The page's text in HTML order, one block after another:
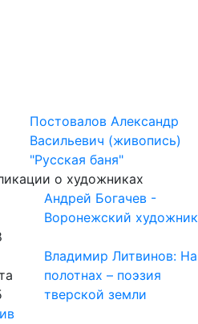
Постовалов Александр
Васильевич (живопись)
"Русская баня"
о художниках
Андрей Богачев -
Воронежский художник
Владимир Литвинов: На
полотнах – поэзия
тверской земли